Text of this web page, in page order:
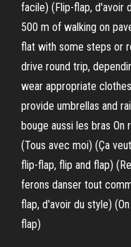
facile) (Flip-flap, d'avoir
500 m of walking on
flat with some steps or
drive round trip,
wear appropriate
provide umbrellas and
bouge aussi les bras
(Tous avec moi) (Ça
flip-flap, flip and flap)
ferons danser tout
flap, d'avoir du style)
flap)